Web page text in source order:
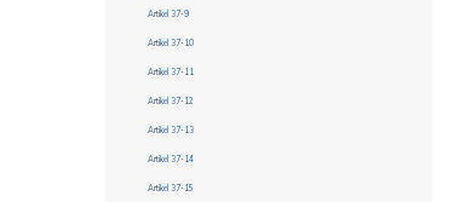
Artikel 37-9
Artikel 37-10
Artikel 37-11
Artikel 37-12
Artikel 37-13
Artikel 37-14
Artikel 37-15